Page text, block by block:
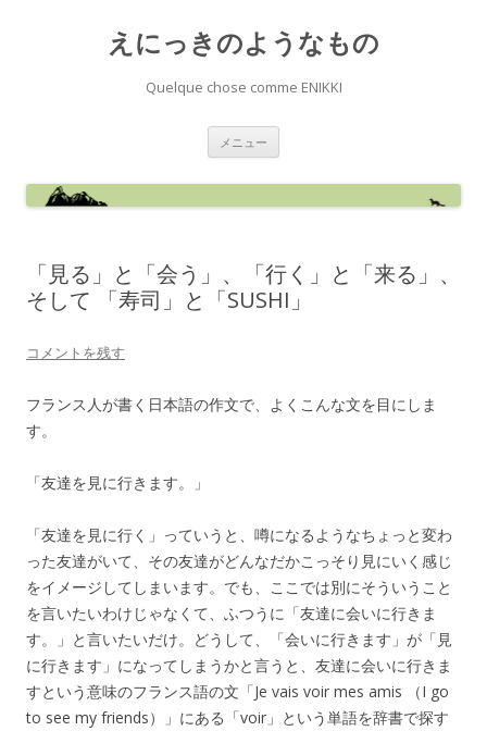
えにっきのようなもの
Quelque chose comme ENIKKI
メニュー
ン
へ
プ
「見る」と「会う」、「行く」と「来る」、
そして 「寿司」と「SUSHI」
コメントを残す
フランス人が書く日本語の作文で、よくこんな文を目にしま
す。
「友達を見に行きます。」
「友達を見に行く」っていうと、噂になるようなちょっと変わ
った友達がいて、その友達がどんなだかこっそり見にいく感じ
をイメージしてしまいます。でも、ここでは別にそういうこと
を言いたいわけじゃなくて、ふつうに「友達に会いに行きま
す。」と言いたいだけ。どうして、「会いに行きます」が「見
に行きます」になってしまうかと言うと、友達に会いに行きま
すという意味のフランス語の文「Je vais voir mes amis （I go
to see my friends）」にある「voir」という単語を辞書で探す